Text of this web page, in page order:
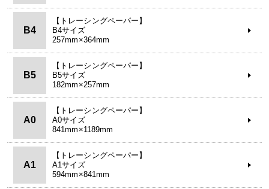
B4
【トレーシングペーパー】
B4サイズ
257mm×364mm
B5
【トレーシングペーパー】
B5サイズ
182mm×257mm
A0
【トレーシングペーパー】
A0サイズ
841mm×1189mm
A1
【トレーシングペーパー】
A1サイズ
594mm×841mm